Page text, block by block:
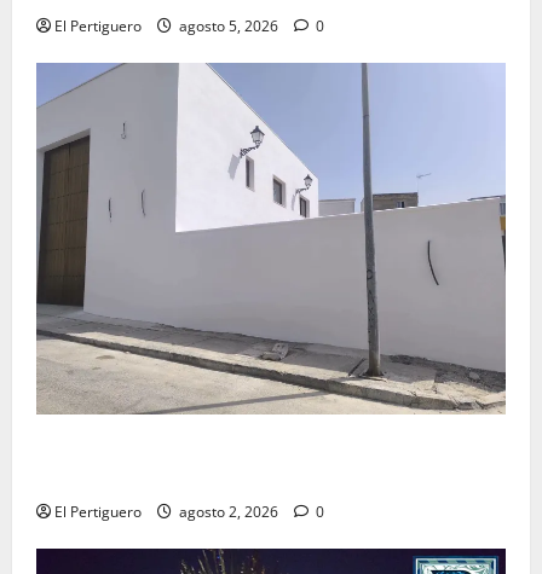
El Pertiguero agosto 5, 2026 0
El Pertiguero agosto 2, 2026 0